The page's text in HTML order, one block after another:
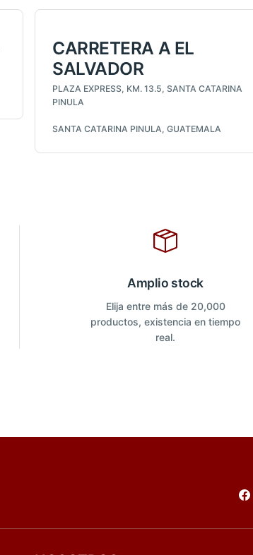
CARRETERA A EL
SALVADOR
PLAZA EXPRESS, KM. 13.5, SANTA CATARINA
PINULA
SANTA CATARINA PINULA, GUATEMALA
Amplio stock
Elija entre más de 20,000
productos, existencia en tiempo
real.